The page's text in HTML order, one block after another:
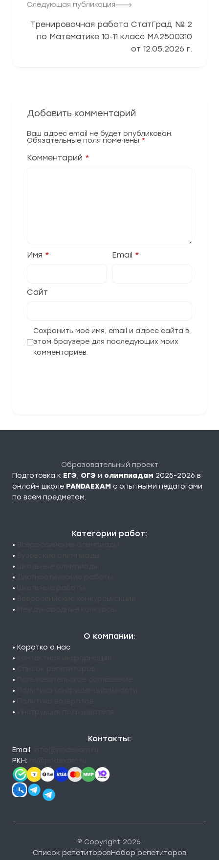
Следующая публикация
Тренировочная работа СтатГрад № 2
по Математике 10-11 класс МА2500310
от 12.05.2026 г.
Добавить комментарий
Ваш адрес email не будет опубликован.
Обязательные поля помечены *
Комментарий *
Имя * Email *
Сайт
Сохранить моё имя, email и адрес сайта в
этом браузере для последующих моих
комментариев.
Образовательный проект
Подготовка к ЕГЭ, ОГЭ и олимпиадам 2025-2026 в
онлайн школе PANDAEXAM c опытными педагогами
по всем предметам.
Категории работ:
•
•
•
•
•
•
•
О компании:
• Коротко о нас
•
•
•
•
•
•
Контакты:
Email:
РКН:
© Copyright 2026.
Список репетиторовНабор репетиторов